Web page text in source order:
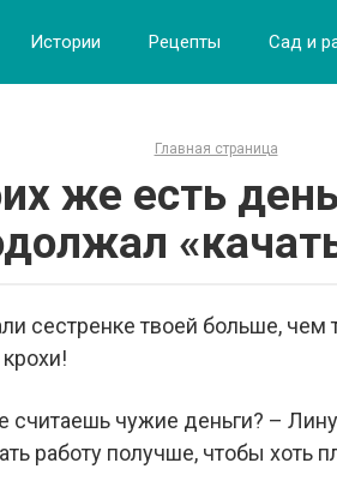
Истории Рецепты Сад и
Главная страница
же есть
сестренке твоей больше,
считаешь чужие деньги? –
работу получше, чтобы хоть